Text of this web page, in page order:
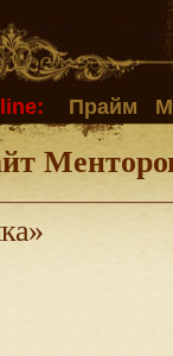
Прайм